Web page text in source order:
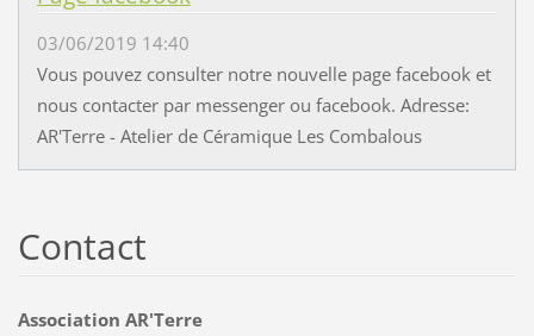
03/06/2019 14:40
Vous pouvez consulter notre nouvelle page facebook et
nous contacter par messenger ou facebook. Adresse:
AR'Terre - Atelier de Céramique Les Combalous
Contact
Association AR'Terre